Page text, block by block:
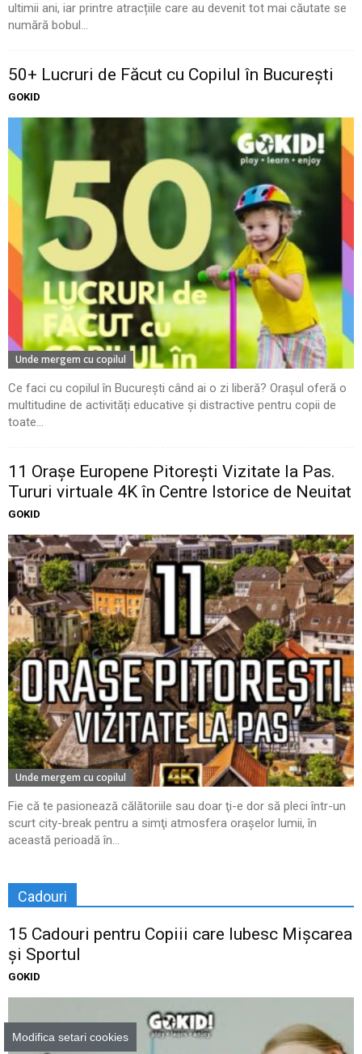
ultimii ani, iar printre atracțiile care au devenit tot mai căutate se
numără bobul...
50+ Lucruri de Făcut cu Copilul în București
GOKID
Unde mergem cu copilul
Ce faci cu copilul în București când ai o zi liberă? Orașul oferă o
multitudine de activități educative și distractive pentru copii de
toate...
11 Oraşe Europene Pitoreşti Vizitate la Pas.
Tururi virtuale 4K în Centre Istorice de Neuitat
GOKID
Unde mergem cu copilul
Fie că te pasionează călătoriile sau doar ţi-e dor să pleci într-un
scurt city-break pentru a simţi atmosfera oraşelor lumii, în
această perioadă în...
Cadouri
15 Cadouri pentru Copiii care Iubesc Mișcarea
și Sportul
GOKID
Modifica setari cookies